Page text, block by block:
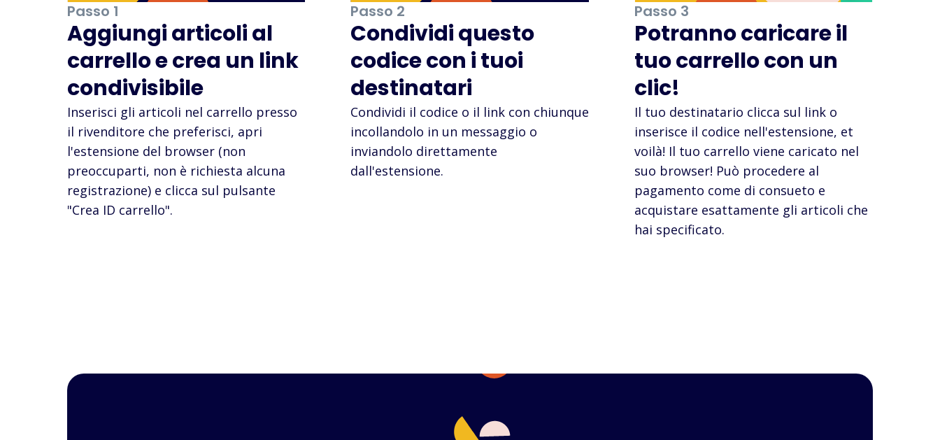
Passo 1
Aggiungi articoli al
carrello e crea un link
condivisibile
Inserisci gli articoli nel carrello presso
il rivenditore che preferisci, apri
l'estensione del browser (non
preoccuparti, non è richiesta alcuna
registrazione) e clicca sul pulsante
"Crea ID carrello".
Passo 2
Condividi questo
codice con i tuoi
destinatari
Condividi il codice o il link con chiunque
incollandolo in un messaggio o
inviandolo direttamente
dall'estensione.
Passo 3
Potranno caricare il
tuo carrello con un
clic!
Il tuo destinatario clicca sul link o
inserisce il codice nell'estensione, et
voilà! Il tuo carrello viene caricato nel
suo browser! Può procedere al
pagamento come di consueto e
acquistare esattamente gli articoli che
hai specificato.